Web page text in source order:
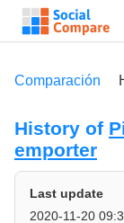
Comparación
History of
emporter
Last update
2020-11-20